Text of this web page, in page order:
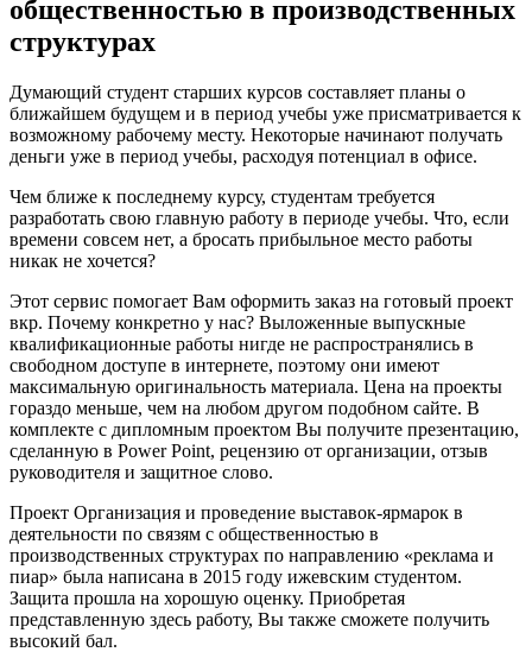
общественностью в производственных
структурах
Думающий студент старших курсов составляет планы о
ближайшем будущем и в период учебы уже присматривается к
возможному рабочему месту. Некоторые начинают получать
деньги уже в период учебы, расходуя потенциал в офисе.
Чем ближе к последнему курсу, студентам требуется
разработать свою главную работу в периоде учебы. Что, если
времени совсем нет, а бросать прибыльное место работы
никак не хочется?
Этот сервис помогает Вам оформить заказ на готовый проект
вкр. Почему конкретно у нас? Выложенные выпускные
квалификационные работы нигде не распространялись в
свободном доступе в интернете, поэтому они имеют
максимальную оригинальность материала. Цена на проекты
гораздо меньше, чем на любом другом подобном сайте. В
комплекте с дипломным проектом Вы получите презентацию,
сделанную в Power Point, рецензию от организации, отзыв
руководителя и защитное слово.
Проект Организация и проведение выставок-ярмарок в
деятельности по связям с общественностью в
производственных структурах по направлению «реклама и
пиар» была написана в 2015 году ижевским студентом.
Защита прошла на хорошую оценку. Приобретая
представленную здесь работу, Вы также сможете получить
высокий бал.